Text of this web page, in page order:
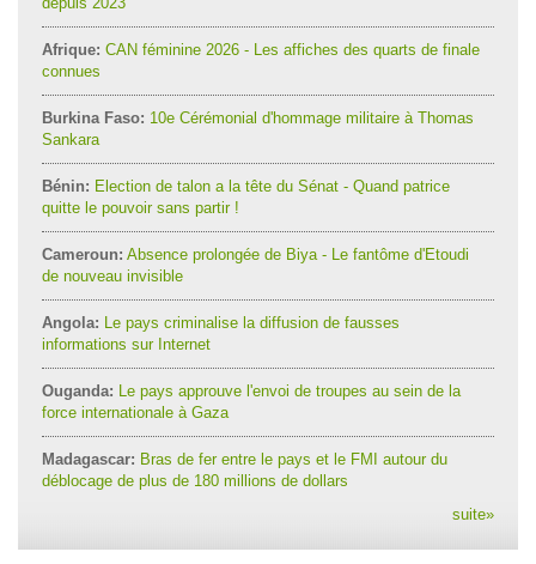
Afrique: CAN féminine 2026 - Les affiches des quarts de finale
connues
Burkina Faso: 10e Cérémonial d'hommage militaire à Thomas
Sankara
Bénin: Election de talon a la tête du Sénat - Quand patrice
quitte le pouvoir sans partir !
Cameroun: Absence prolongée de Biya - Le fantôme d'Etoudi
de nouveau invisible
Angola: Le pays criminalise la diffusion de fausses
informations sur Internet
Ouganda: Le pays approuve l'envoi de troupes au sein de la
force internationale à Gaza
Madagascar: Bras de fer entre le pays et le FMI autour du
déblocage de plus de 180 millions de dollars
suite»